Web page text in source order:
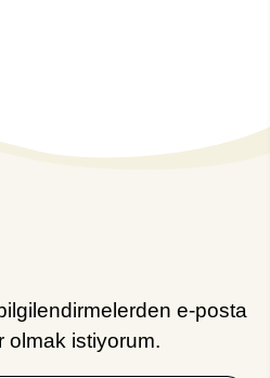
e-posta
olmak istiyorum.